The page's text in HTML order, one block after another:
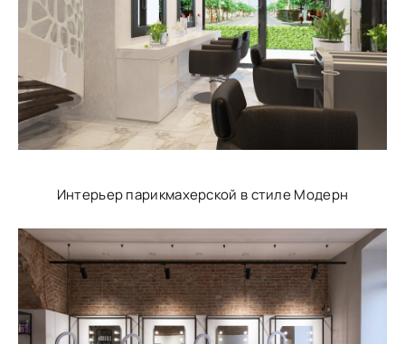
Интерьер парикмахерской в стиле Модерн